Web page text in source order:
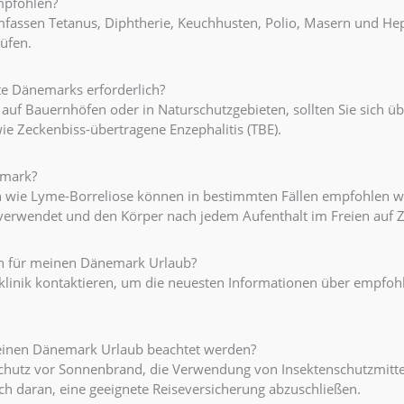
Tetanus, Diphtherie, Keuchhusten, Polio, Masern und
Dänemarks erforderlich?
Bauernhöfen oder in Naturschutzgebieten, sollten Sie sich
Zeckenbiss-übertragene Enzephalitis (TBE).
Lyme-Borreliose können in bestimmten Fällen empfohlen
und den Körper nach jedem Aufenthalt im Freien auf
meinen Dänemark Urlaub?
kontaktieren, um die neuesten Informationen über
Dänemark Urlaub beachtet werden?
vor Sonnenbrand, die Verwendung von
daran, eine geeignete Reiseversicherung abzuschließen.